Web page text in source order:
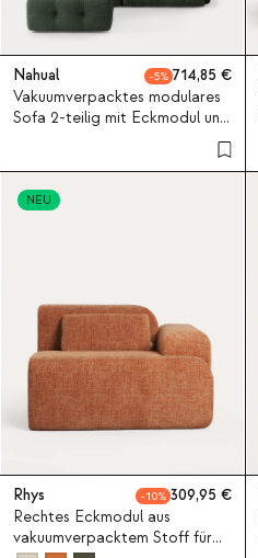
Nahual 5
714,85
Vakuumverpacktes modulares
Sofa 2-teilig mit Eckmodul und
NEU
Rhys 10
309,95
Rechtes Eckmodul aus
vakuumverpacktem Stoff für